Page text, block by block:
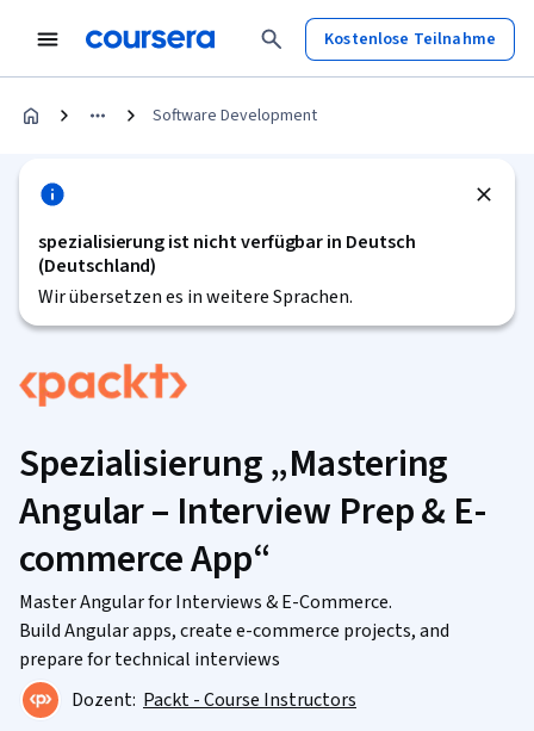
Kostenlose Teilnahme
Software Development
spezialisierung ist nicht verfügbar in Deutsch
(Deutschland)
Wir übersetzen es in weitere Sprachen.
Spezialisierung „Mastering
Angular – Interview Prep & E-
commerce App“
Master Angular for Interviews & E-Commerce.
Build Angular apps, create e-commerce projects, and
prepare for technical interviews
Dozent: Packt - Course Instructors